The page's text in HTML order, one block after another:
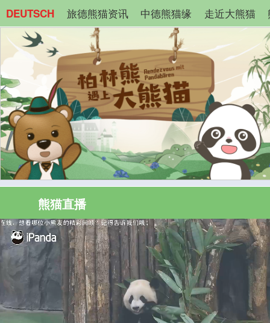
DEUTSCH 旅德熊猫资讯 中德熊猫缘 走近大熊猫
熊猫直播